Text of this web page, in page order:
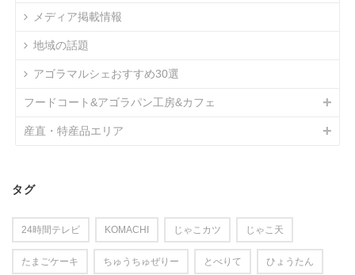
メディア掲載情報
地域の話題
アゴラマルシェおすすめ30選
フードコート&アゴラパン工房&カフェ
産直・特産品エリア
タグ
24時間テレビ KOMACHI じゃこカツ じゃこ天
たまごケーキ ちゅうちゅぜりー とべりて ひょうたん